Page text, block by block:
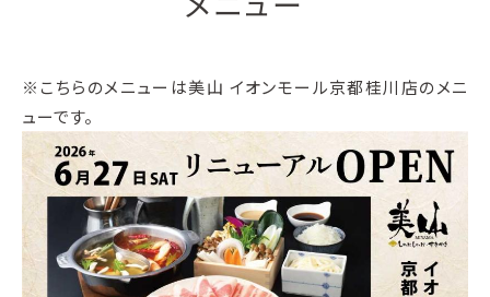
※こちらのメニューは美山 イオンモール京都桂川店のメニ
ューです。